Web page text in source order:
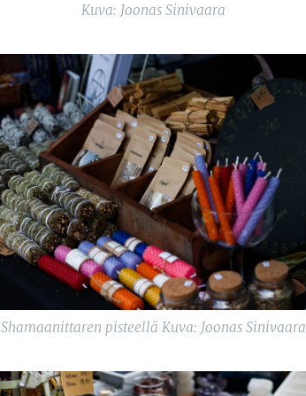
Kuva: Joonas Sinivaara
Shamaanittaren pisteellä Kuva: Joonas Sinivaara